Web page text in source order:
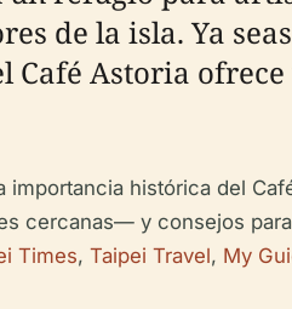
de la isla. Ya
Café Astoria
importancia histórica del
cercanas— y consejos
Times, Taipei Travel, My